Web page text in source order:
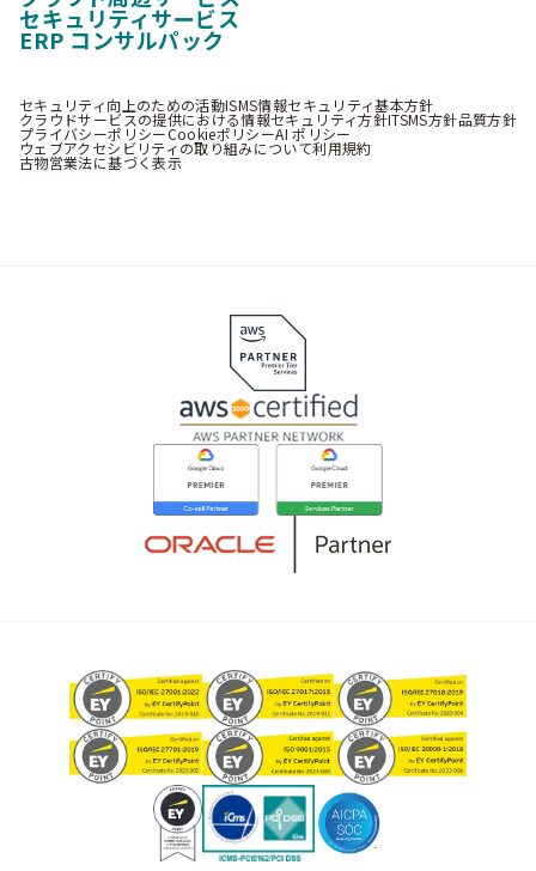
セキュリティサービス
ERP コンサルパック
セキュリティ向上のための活動ISMS情報セキュリティ基本方針
クラウドサービスの提供における情報セキュリティ方針ITSMS方針品質方針
プライバシーポリシーCookieポリシーAI ポリシー
ウェブアクセシビリティの取り組みについて利用規約
古物営業法に基づく表示